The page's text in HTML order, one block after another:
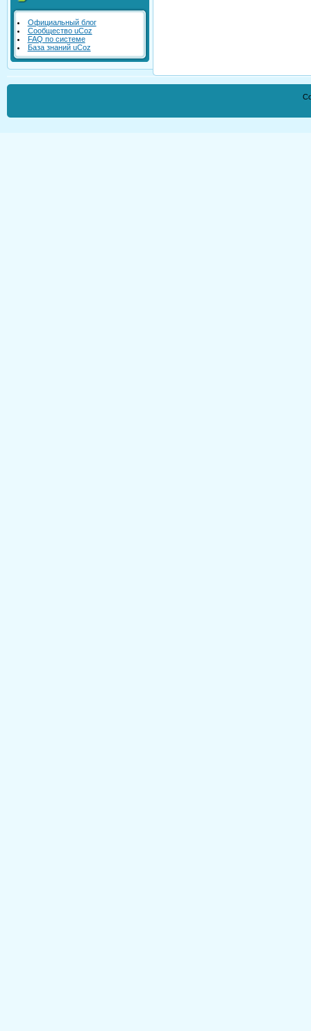
Официальный блог
Сообщество uCoz
FAQ по системе
База знаний uCoz